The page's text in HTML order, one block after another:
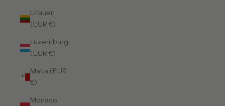
Litauen
(EUR €)
Luxemburg
(EUR €)
Malta (EUR
€)
Monaco